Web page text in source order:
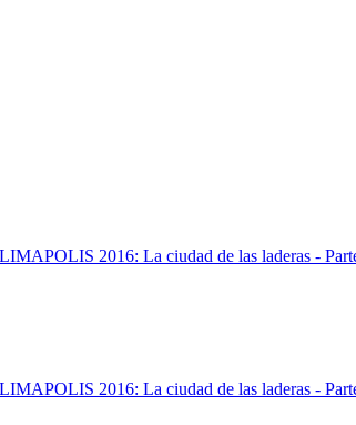
LIMAPOLIS 2016: La ciudad de las laderas -
LIMAPOLIS 2016: La ciudad de las laderas -